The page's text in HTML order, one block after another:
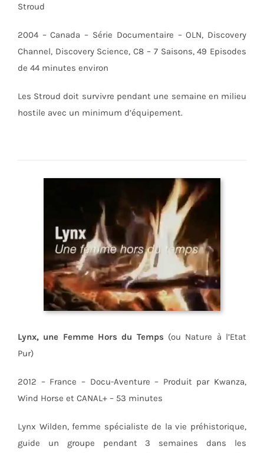
Stroud
2004 – Canada – Série Documentaire – OLN, Discovery
Channel, Discovery Science, C8 – 7 Saisons, 49 Episodes
de 44 minutes environ
Les Stroud doit survivre pendant une semaine en milieu
hostile avec un minimum d’équipement.
Lynx, une Femme Hors du Temps (ou Nature à l’Etat
Pur)
2012 – France – Docu-Aventure – Produit par Kwanza,
Wind Horse et CANAL+ – 53 minutes
Lynx Wilden, femme spécialiste de la vie préhistorique,
guide un groupe pendant 3 semaines dans les